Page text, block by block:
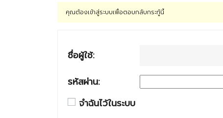
คุณต้องเข้าสู่ระบบเพื่อตอบกลับกระทู้นี้
ชื่อผู้ใช้:
รหัสผ่าน:
จำฉันไว้ในระบบ